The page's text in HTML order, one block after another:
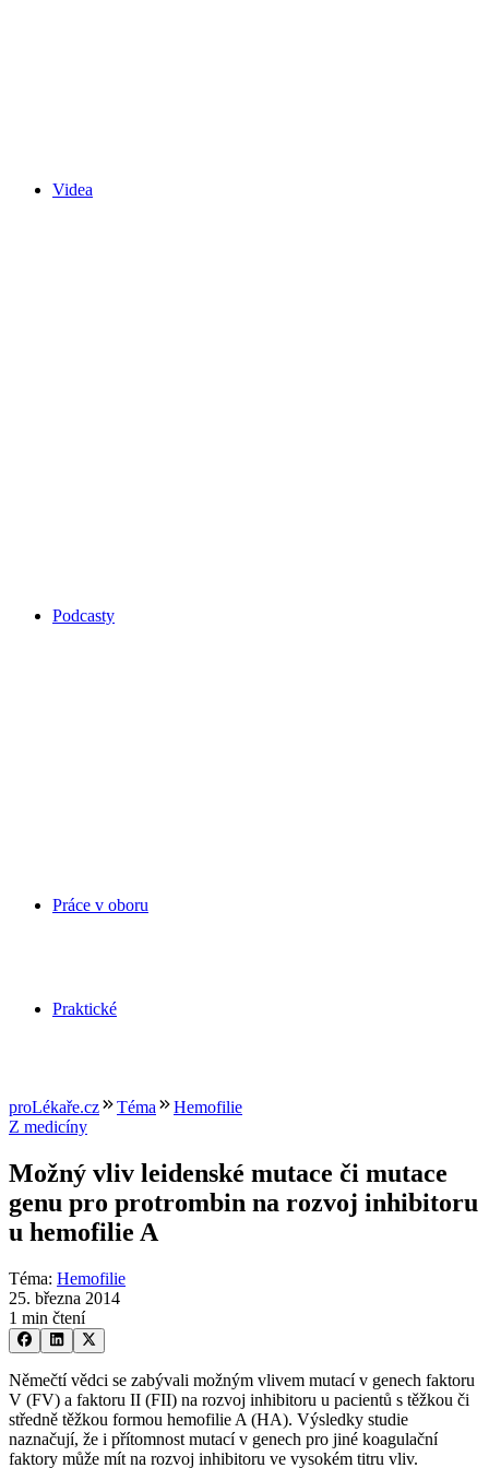
Videa
Podcasty
Práce v oboru
Praktické
proLékaře.cz Téma
Hemofilie
Z medicíny
Možný vliv leidenské mutace či mutace
genu pro protrombin na rozvoj inhibitoru
u hemofilie A
Téma: Hemofilie
25. března 2014
1 min čtení
Němečtí vědci se zabývali možným vlivem mutací v genech faktoru
V (FV) a faktoru II (FII) na rozvoj inhibitoru u pacientů s těžkou či
středně těžkou formou hemofilie A (HA). Výsledky studie
naznačují, že i přítomnost mutací v genech pro jiné koagulační
faktory může mít na rozvoj inhibitoru ve vysokém titru vliv.